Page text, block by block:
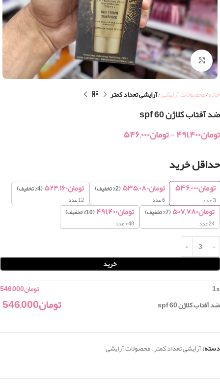
بزرگنمایی تصویر
خانه محصولات آرایشی آرایشی تعداد کمتر
ضد آفتاب کلاژن spf 60
تومان۴۹۱,۴۰۰-تومان۵۴۶,۰۰۰
حداقل خرید
تومان۵۴۶,۰۰۰
3عدد
تومان۵۳۵,۰۸۰(2% تخفیف)
6 عدد
تومان۵۲۴,۱۶۰(4% تخفیف)
12 عدد
تومان۵۰۷,۷۸۰(7% تخفیف)
24 عدد
تومان۴۹۱,۴۰۰(10% تخفیف)
48+ عدد
خرید
1x تومان546,000
ضد آفتاب کلاژن spf 60
تومان546,000
دسته:آرایشی تعداد کمتر,محصولات آرایشی